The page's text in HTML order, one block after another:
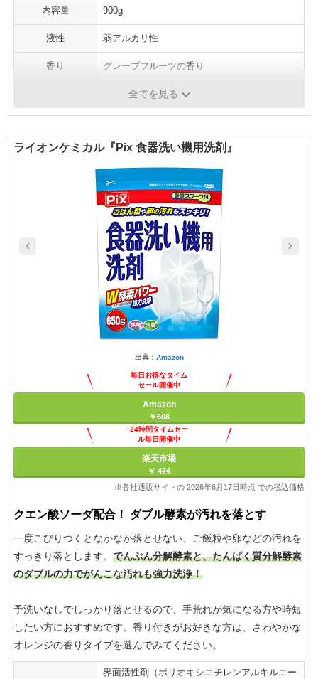
内容量 900g
液性 弱アルカリ性
香り グレープフルーツの香り
箱タイプ全てを見る
ライオンケミカル『Pix 食器洗い機用洗剤』
出典： Amazon
毎日お得なタイム
セール開催中
Amazon
￥608
24時間タイムセー
ル毎日開催中
楽天市場
￥ 474
※各社通販サイトの 2026年6月17日時点 での税込価格
クエン酸ソーダ配合！ ダブル酵素が汚れを落とす
一度こびりつくとなかなか落とせない、ご飯粒や卵などの汚れを
すっきり落とします。 でんぷん分解酵素と、たんぱく質分解酵素
のダブルの力でがんこな汚れも強力洗浄！
予洗いなしでしっかり落とせるので、手荒れが気になる方や時短
したい方におすすめです。香り付きがお好きな方は、さわやかな
オレンジの香りタイプを選んでみてください。
界面活性剤（ポリオキシエチレンアルキルエー